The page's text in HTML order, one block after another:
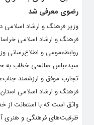
رضوی معرفی شد
وزیر فرهنگ و ارشاد
فرهنگ و ارشاد اسلامی
روابط‌عمومی و اطلاع‌رسانی
سیدعباس صالحی خطاب به
تجارب موفق و ارزشمند
فرهنگ و ارشاد اسلامی
واثق است که با استعانت از
ظرفیت‌های فرهنگی و هنری